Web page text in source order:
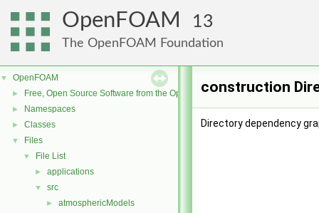
OpenFOAM 13
The OpenFOAM Foundation
▼ OpenFOAM
► Free, Open Source Software from the OpenFOAM Foundation
► Namespaces
► Classes
▼ Files
▼ File List
► applications
▼ src
► atmosphericModels
construction
Directory dependency